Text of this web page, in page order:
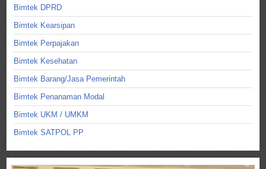
Bimtek DPRD
Bimtek Kearsipan
Bimtek Perpajakan
Bimtek Kesehatan
Bimtek Barang/Jasa Pemerintah
Bimtek Penanaman Modal
Bimtek UKM / UMKM
Bimtek SATPOL PP